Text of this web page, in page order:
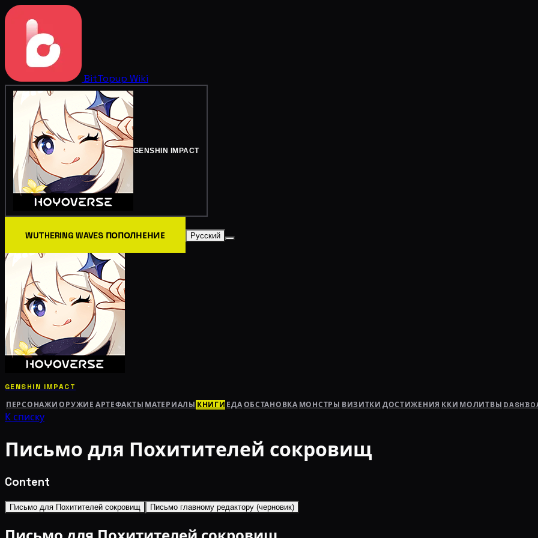
BitTopup Wiki
GENSHIN IMPACT
WUTHERING WAVES ПОПОЛНЕНИЕ Русский
GENSHIN IMPACT
ПЕРСОНАЖИ ОРУЖИЕ АРТЕФАКТЫ МАТЕРИАЛЫ КНИГИ ЕДАОБСТАНОВКА МОНСТРЫ ВИЗИТКИ ДОСТИЖЕНИЯ ККИ МОЛИТВЫ
К списку
Письмо для Похитителей сокровищ
Content
Письмо для Похитителей сокровищ Письмо главному редактору (черновик)